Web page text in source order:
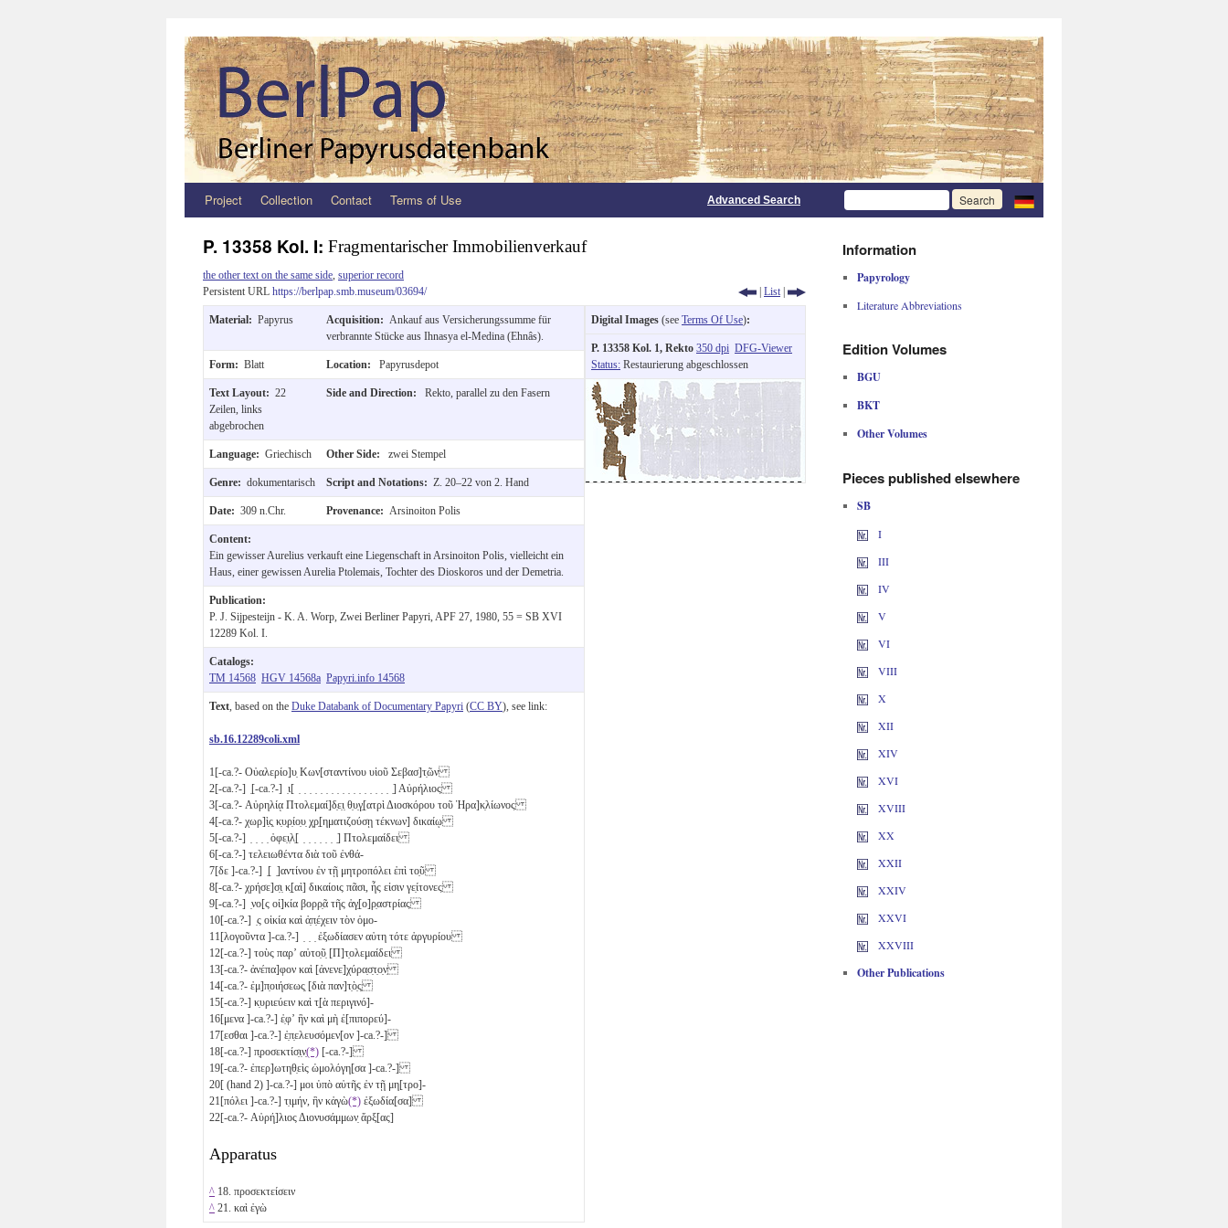
Zum
springen
Project Collection Contact Terms of Use Advanced Search
P. 13358 Kol. I: Fragmentarischer Immobilienverkauf
the other text on the same side superior record
Persistent URL https://berlpap.smb.museum/03694/ | List |
Material: Papyrus Acquisition: Ankauf aus Versicherungssumme für
verbrannte Stücke aus Ihnasya el-Medina (Ehnâs).
Form: Blatt Location: Papyrusdepot
Text Layout: 22
Zeilen, links
abgebrochen
Side and Direction: Rekto, parallel zu den Fasern
Language: Griechisch Other Side: zwei Stempel
Genre: dokumentarisch Script and Notations: Z. 20–22 von 2. Hand
Date: 309 n.Chr. Provenance: Arsinoiton Polis
Content:
Ein gewisser Aurelius verkauft eine Liegenschaft in Arsinoiton Polis, vielleicht ein
Haus, einer gewissen Aurelia Ptolemais, Tochter des Dioskoros und der Demetria.
Publication:
P. J. Sijpesteijn - K. A. Worp, Zwei Berliner Papyri, APF 27, 1980, 55 = SB XVI
12289 Kol. I.
Catalogs:
TM 14568 HGV 14568a Papyri.info 14568
Text , based on the Duke Databank of Documentary Papyri (CC BY), see link:
sb.16.12289coli.xml
1 [-ca.?- Οὐαλερίο]υ̣ Κων[σταντίνου υἱοῦ Σεβασ]τ̣ῶν
2[-ca.?-] ̣[-ca.?-] ̣ι[ ̣ ̣ ̣ ̣ ̣ ̣ ̣ ̣ ̣ ̣ ̣ ̣ ̣ ̣ ̣ ̣ ̣ ̣] Αὐρήλιος
3[-ca.?- Αὐρηλίᾳ Πτολεμαί]δ̣ε̣ι̣ θ̣υ̣γ̣[ατρὶ Διοσκόρου τοῦ Ἡρα]κ̣λίωνος
4[-ca.?- χωρ]ὶ̣ς̣ κ̣υ̣ρ̣ίο̣υ̣ χ̣ρ̣[ηματιζούσῃ τέκνων] δικαίῳ
5[-ca.?-] ̣ ̣ ̣ ̣ ὀφε̣ι̣λ̣[ ̣ ̣ ̣ ̣ ̣ ̣ ̣] Πτολεμαίδει
6[-ca.?-] τελειωθέντα διὰ τοῦ ἐνθά-
7[δε ]-ca.?-] ̣[ ̣]αντίνου ἐν τῇ μητροπόλει ἐπὶ το̣ῦ
8[-ca.?- χρήσε]σ̣ι̣ κ̣[αὶ] δικαίοις πᾶσι, ἧς εἰσιν γε̣ίτονες
9[-ca.?-] ̣νο[ς οἰ]κία βορρ̣ᾶ τῆς ἀγ̣[ο]ρ̣αστρίας
10[-ca.?-] ̣ς οἰκία καὶ ἀ̣π̣έχειν τὸν ὁμο-
11 [λογοῦντα ]-ca.?-] ̣ ̣ ̣ ἐξωδίασεν αὐτη τότε ἀργυρίου
12[-ca.?-] τοὺς παρʼ αὐτο̣ῦ̣ [Π]τ̣ολεμαίδει
13[-ca.?- ἀνέπα]φον καὶ [ἀνενε]χύρα̣σ̣τ̣ο̣ν̣
14[-ca.?- ἐμ]π̣οιήσεως̣ [διὰ παν]τ̣ὸ̣ς̣
15[-ca.?-] κ̣υριεύειν καὶ τ̣[ὰ περιγινό]-
16[μενα ]-ca.?-] ἐ̣φʼ ἣν καὶ μὴ ἐ[πιπορεύ]-
17[εσθαι ]-ca.?-] ἐ̣π̣ελευσόμεν[ον ]-ca.?-]
18[-ca.?-] π̣ροσεκτίσ̣ι̣ν̣(*) [-ca.?-]
19[-ca.?- ἐπερ]ωτηθ̣εὶς ὡμολόγη[σα ]-ca.?-]
20[ (hand 2) ]-ca.?-] μοι ὑπὸ αὐτῆς ἐν τῇ μη[τρο]-
21 [πόλει ]-ca.?-] τ̣ιμήν, ἣν κἀγὼ(*) ἐξωδία[σα]
22[-ca.?- Αὐρή]λιος Διονυσάμμων̣ ἄρξ[ας]
Apparatus
^ 18. προσεκτείσειν
^ 21. καὶ ἐγὼ
Digital Images (see Terms Of Use):
P. 13358 Kol. 1, Rekto 350 dpi DFG-Viewer
Status: Restaurierung abgeschlossen
Information
Papyrology
Literature Abbreviations
Edition Volumes
BGU
BKT
Other Volumes
Pieces published elsewhere
SB
I
III
IV
V
VI
VIII
X
XII
XIV
XVI
XVIII
XX
XXII
XXIV
XXVI
XXVIII
Other Publications